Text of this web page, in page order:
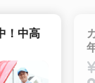
！中高